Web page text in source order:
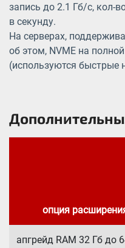
запись до 2.1 Гб/с, кол-
в секунду.
На серверах,
об этом, NVME на
(используются быстрые
опция
апгрейд RAM 32 Гб до